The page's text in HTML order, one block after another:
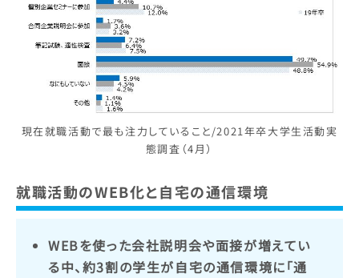
現在就職活動で最も注力していること/2021年卒大学生活動実
態調査（4月）
就職活動のWEB化と自宅の通信環境
WEBを使った会社説明会や面接が増えてい
る中、約3割の学生が自宅の通信環境に「通